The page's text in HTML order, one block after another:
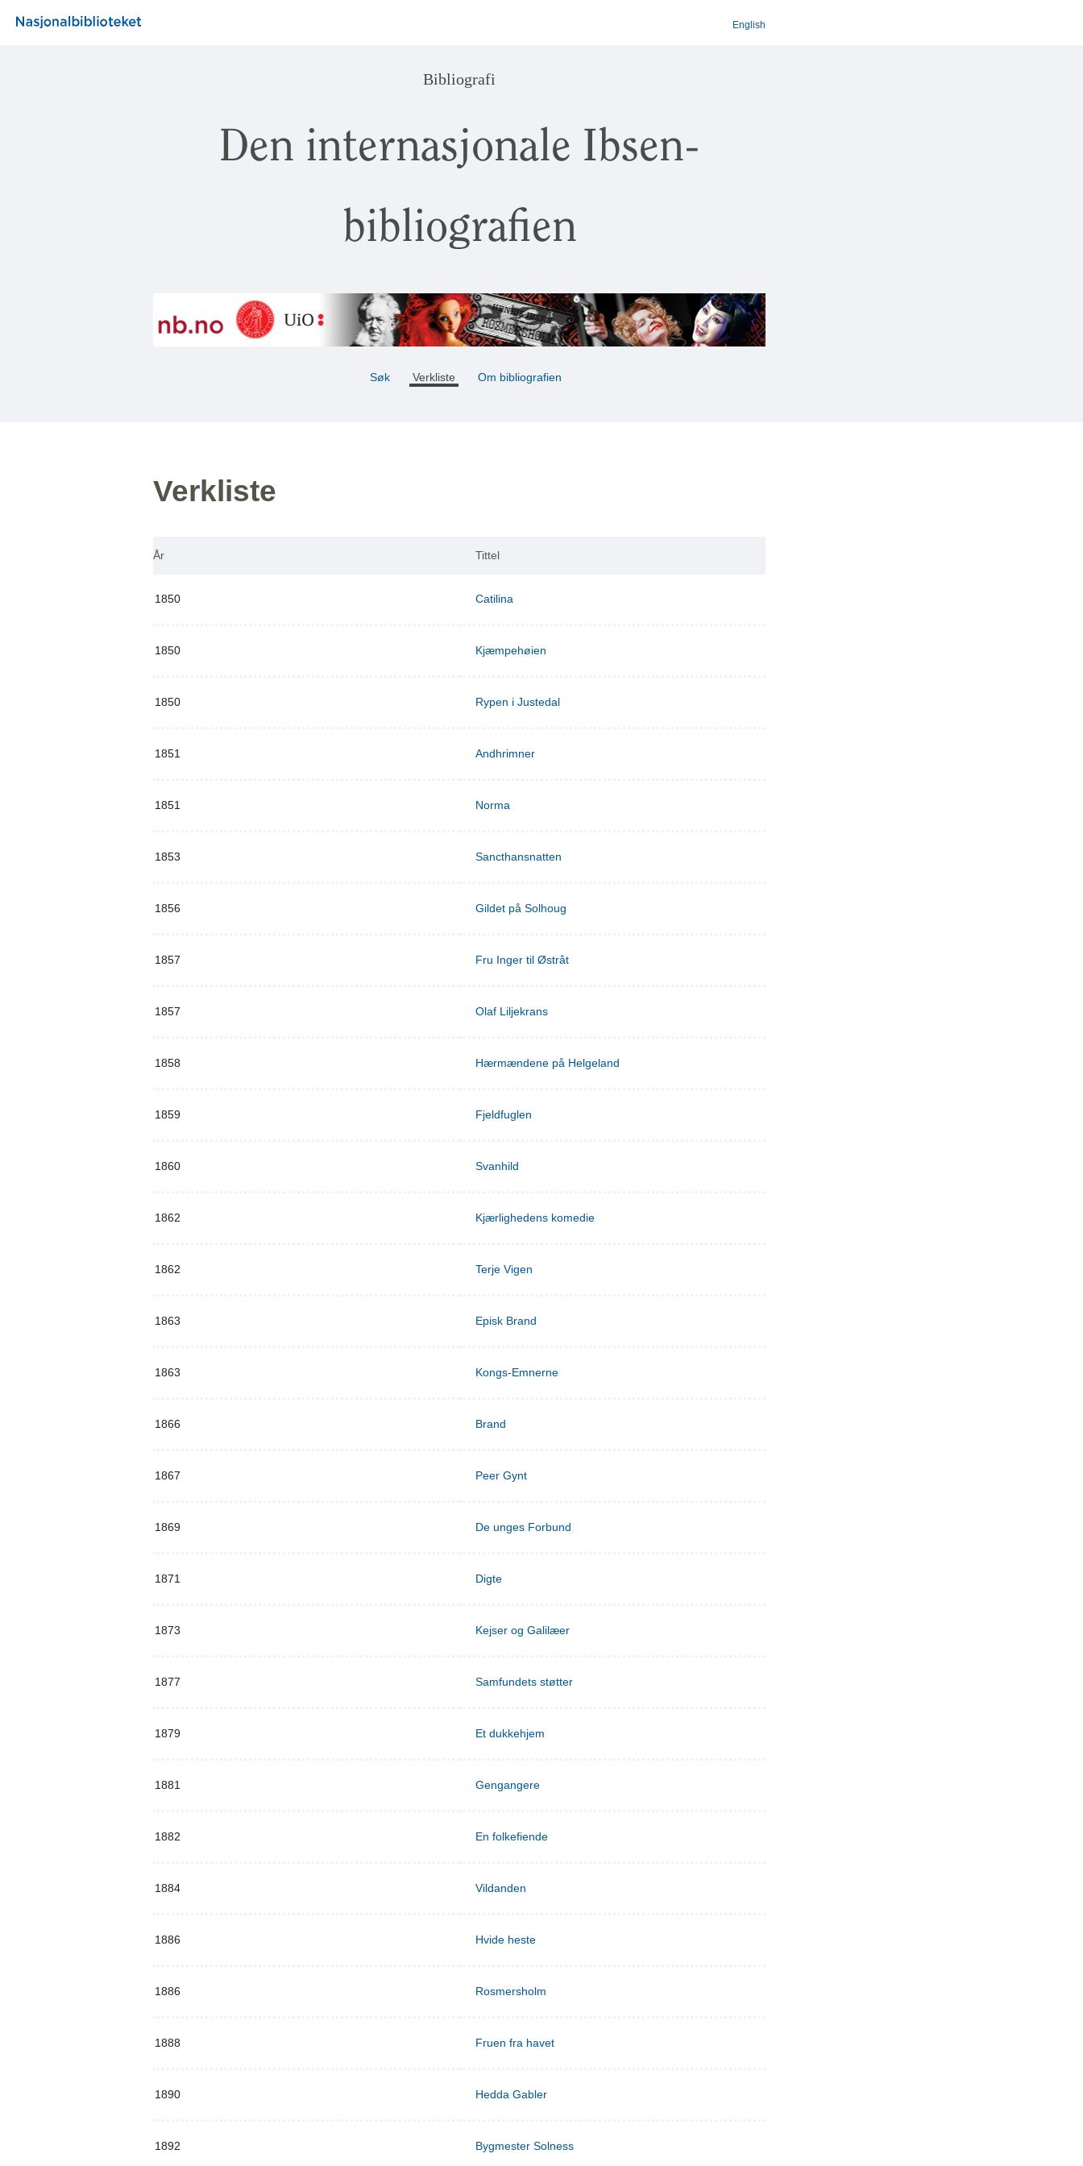
English
Bibliografi
Den internasjonale Ibsen-
bibliografien
Søk Verkliste Om bibliografien
Verkliste
År Tittel
1850 Catilina
1850 Kjæmpehøien
1850 Rypen i Justedal
1851 Andhrimner
1851 Norma
1853 Sancthansnatten
1856 Gildet på Solhoug
1857 Fru Inger til Østråt
1857 Olaf Liljekrans
1858 Hærmændene på Helgeland
1859 Fjeldfuglen
1860 Svanhild
1862 Kjærlighedens komedie
1862 Terje Vigen
1863 Episk Brand
1863 Kongs-Emnerne
1866 Brand
1867 Peer Gynt
1869 De unges Forbund
1871 Digte
1873 Kejser og Galilæer
1877 Samfundets støtter
1879 Et dukkehjem
1881 Gengangere
1882 En folkefiende
1884 Vildanden
1886 Hvide heste
1886 Rosmersholm
1888 Fruen fra havet
1890 Hedda Gabler
1892 Bygmester Solness